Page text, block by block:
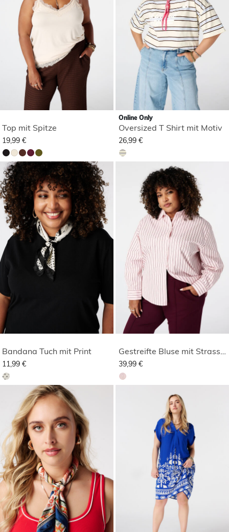
Top mit Spitze
19,99 €
Online Only
Oversized T Shirt mit Motiv
26,99 €
Bandana Tuch mit Print
11,99 € 39,99 €